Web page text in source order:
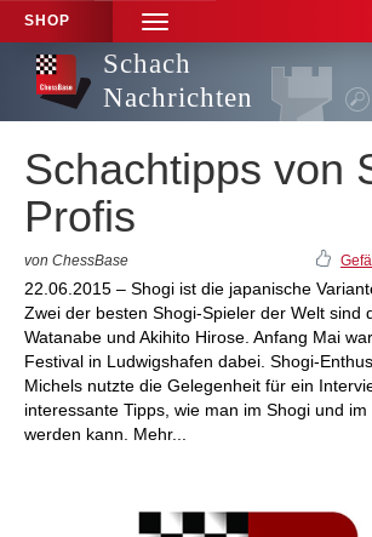
SHOP
TOGGLE
NAVIGATION
Schach
Nachrichten
Schachtipps von
Profis
von ChessBase
22.06.2015 – Shogi ist die japanische
Zwei der besten Shogi-Spieler der Welt sind
Watanabe und Akihito Hirose. Anfang Mai
Festival in Ludwigshafen dabei. Shogi-
Michels nutzte die Gelegenheit für ein
interessante Tipps, wie man im Shogi und
werden kann. Mehr...